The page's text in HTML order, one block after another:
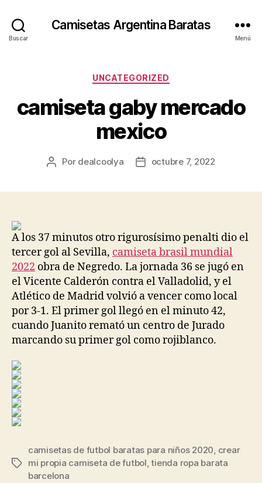
Buscar
Camisetas Argentina Baratas
Menú
Categorías
UNCATEGORIZED
camiseta gaby mercado
mexico
Autor
Por dealcoolya
Fechaoctubre 7, 2022
A los 37 minutos otro rigurosísimo penalti dio el
tercer gol al Sevilla, camiseta brasil mundial
2022 obra de Negredo. La jornada 36 se jugó en
el Vicente Calderón contra el Valladolid, y el
Atlético de Madrid volvió a vencer como local
por 3-1. El primer gol llegó en el minuto 42,
cuando Juanito remató un centro de Jurado
marcando su primer gol como rojiblanco.
Etiquetas
camisetas de futbol baratas para niños 2020, crear
mi propia camiseta de futbol,tienda ropa barata
barcelona